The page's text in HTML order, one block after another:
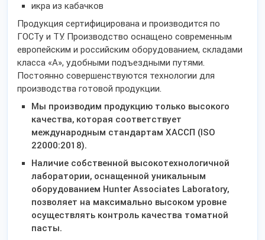
икра из кабачков
Продукция сертифицирована и производится по
ГОСТу и ТУ. Производство оснащено современным
европейским и российским оборудованием, складами
класса «А», удобными подъездными путями.
Постоянно совершенствуются технологии для
производства готовой продукции.
Мы производим продукцию только высокого
качества, которая соответствует
международным стандартам ХАССП (ISO
22000:2018).
Наличие собственной высокотехнологичной
лаборатории, оснащенной уникальным
оборудованием Hunter Associates Laboratory,
позволяет на максимально высоком уровне
осуществлять контроль качества томатной
пасты.